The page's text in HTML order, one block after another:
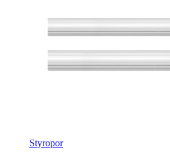
Styropor